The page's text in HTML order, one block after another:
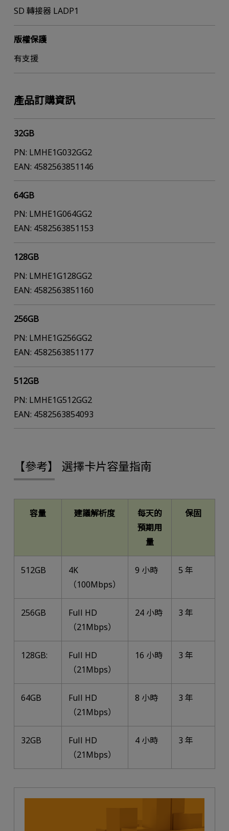
SD 轉接器 LADP1
版權保護
有支援
產品訂購資訊
32GB
PN: LMHE1G032GG2
EAN: 4582563851146
64GB
PN: LMHE1G064GG2
EAN: 4582563851153
128GB
PN: LMHE1G128GG2
EAN: 4582563851160
256GB
PN: LMHE1G256GG2
EAN: 4582563851177
512GB
PN: LMHE1G512GG2
EAN: 4582563854093
【參考】 選擇卡片容量指南
容量 建議解析度
每天的
預期用
量
保固
512GB
4K
（100Mbps）
9 小時 5 年
256GB
Full HD
（21Mbps）
24 小時 3 年
128GB:
Full HD
（21Mbps）
16 小時 3 年
64GB
Full HD
（21Mbps）
8 小時 3 年
32GB
Full HD
（21Mbps）
4 小時 3 年